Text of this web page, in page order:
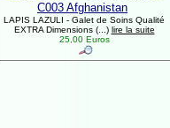
C003 Afghanistan
LAPIS LAZULI - Galet de Soins Qualité
EXTRA Dimensions (...) lire la suite
25,00 Euros